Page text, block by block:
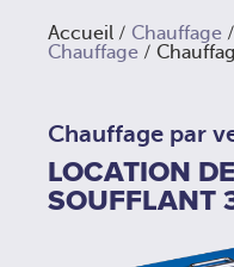
Accueil / Chauffage /
Chauffage /
Chauffage par
LOCATION
SOUFFLANT